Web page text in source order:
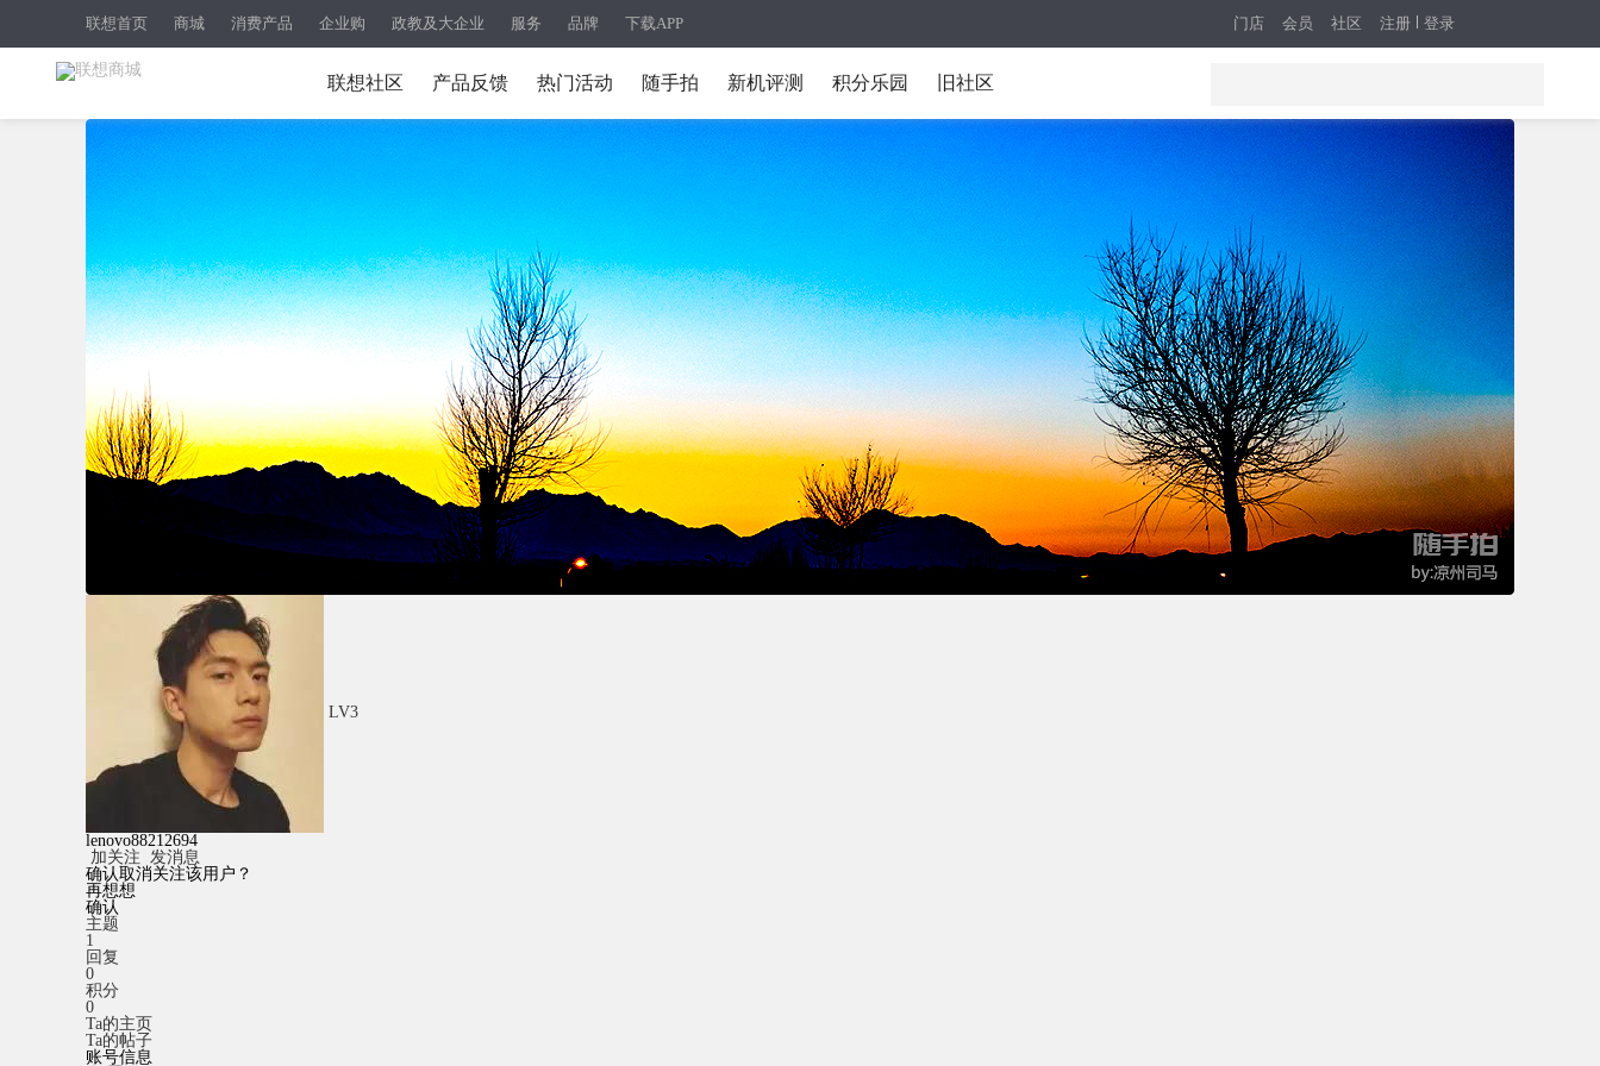
联想首页 商城 消费产品 企业购 政教及大企业 服务 品牌 下载APP 注册 登录
门店 会员 社区
联想社区 产品反馈 热门活动 随手拍 新机评测 积分乐园 旧社区
LV3
lenovo88212694
加关注 发消息
确认取消关注该用户？
再想想
确认
主题
1
回复
0
积分
0
Ta的主页
Ta的帖子
账号信息